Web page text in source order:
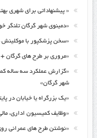
« پیشنهاداتی برای شهری
«دمینوی شهر گرگان تلنگر
«سخن پزشکپور با موکلینش
«مروری بر طرح های گرگان + ۱۴ و نیز وظایف روزمره شهرداری»
«گزارش عملکرد سه ساله
شهر گرگان»
«یک بزرگراه یا خیابان در
«وظایف کمیسیون اداری،
«نوشتن طرح های عمرانی